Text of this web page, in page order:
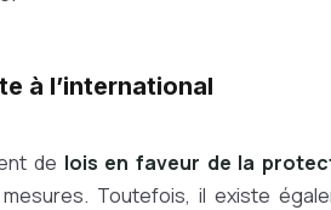
à l’international
de lois en faveur de la
Toutefois, il existe